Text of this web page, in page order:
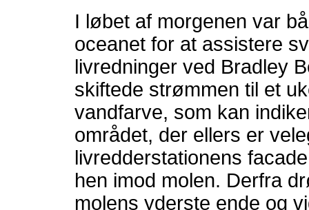
I løbet af morgenen var
oceanet for at assistere
livredninger ved Bradley
skiftede strømmen til et
vandfarve, som kan
området, der ellers er
livredderstationens
hen imod molen. Derfra
molens yderste ende og